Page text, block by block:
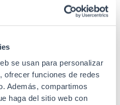
se usan para personalizar
ofrecer funciones de redes
Además, compartimos
haga del sitio web con
deslizamento em
de espessura)
Liso com fecho
redondo